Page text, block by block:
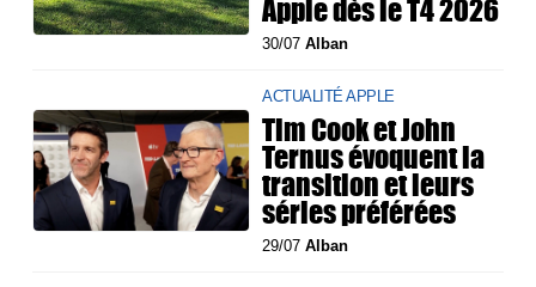
Apple dès le T4 2026
30/07Alban
ACTUALITÉ APPLE
Tim Cook et John
Ternus évoquent la
transition et leurs
séries préférées
29/07Alban